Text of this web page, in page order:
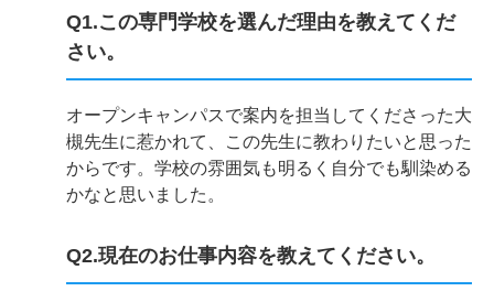
Q1.この専門学校を選んだ理由を教えてくだ
さい。
オープンキャンパスで案内を担当してくださった大
槻先生に惹かれて、この先生に教わりたいと思った
からです。学校の雰囲気も明るく自分でも馴染める
かなと思いました。
Q2.現在のお仕事内容を教えてください。